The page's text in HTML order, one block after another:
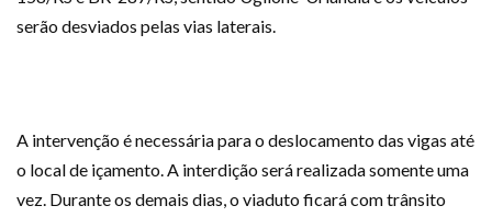
serão desviados pelas vias laterais.
A intervenção é necessária para o deslocamento das vigas até
o local de içamento. A interdição será realizada somente uma
vez. Durante os demais dias, o viaduto ficará com trânsito